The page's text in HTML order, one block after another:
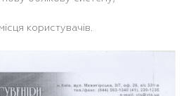
користувачів.